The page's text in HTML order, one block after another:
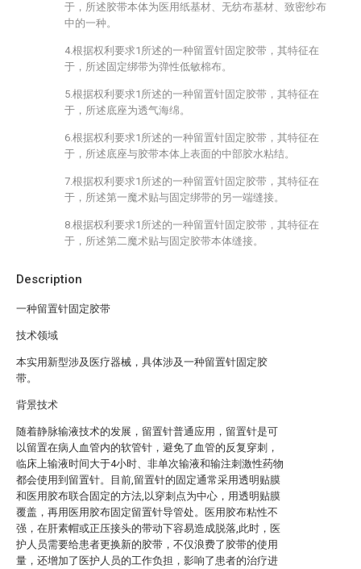
Description
一种留置针固定胶带
技术领域
本实用新型涉及医疗器械，具体涉及一种留置针固定胶
带。
背景技术
随着静脉输液技术的发展，留置针普通应用，留置针是可
以留置在病人血管内的软管针，避免了血管的反复穿刺，
临床上输液时间大于4小时、非单次输液和输注刺激性药物
都会使用到留置针。目前,留置针的固定通常采用透明贴膜
和医用胶布联合固定的方法,以穿刺点为中心，用透明贴膜
覆盖，再用医用胶布固定留置针导管处。医用胶布粘性不
强，在肝素帽或正压接头的带动下容易造成脱落,此时，医
护人员需要给患者更换新的胶带，不仅浪费了胶带的使用
量，还增加了医护人员的工作负担，影响了患者的治疗进
于，所述胶带本体为医用纸基材、无纺布基材、致密纱布
中的一种。
4.根据权利要求1所述的一种留置针固定胶带，其特征在
于，所述固定绑带为弹性低敏棉布。
5.根据权利要求1所述的一种留置针固定胶带，其特征在
于，所述底座为透气海绵。
6.根据权利要求1所述的一种留置针固定胶带，其特征在
于，所述底座与胶带本体上表面的中部胶水粘结。
7.根据权利要求1所述的一种留置针固定胶带，其特征在
于，所述第一魔术贴与固定绑带的另一端缝接。
8.根据权利要求1所述的一种留置针固定胶带，其特征在
于，所述第二魔术贴与固定胶带本体缝接。